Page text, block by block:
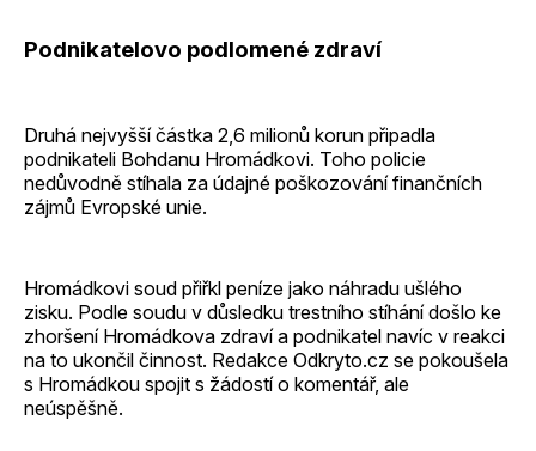
Podnikatelovo podlomené zdraví
Druhá nejvyšší částka 2,6 milionů korun připadla
podnikateli Bohdanu Hromádkovi. Toho policie
nedůvodně stíhala za údajné poškozování finančních
zájmů Evropské unie.
Hromádkovi soud přiřkl peníze jako náhradu ušlého
zisku. Podle soudu v důsledku trestního stíhání došlo ke
zhoršení Hromádkova zdraví a podnikatel navíc v reakci
na to ukončil činnost. Redakce Odkryto.cz se pokoušela
s Hromádkou spojit s žádostí o komentář, ale
neúspěšně.